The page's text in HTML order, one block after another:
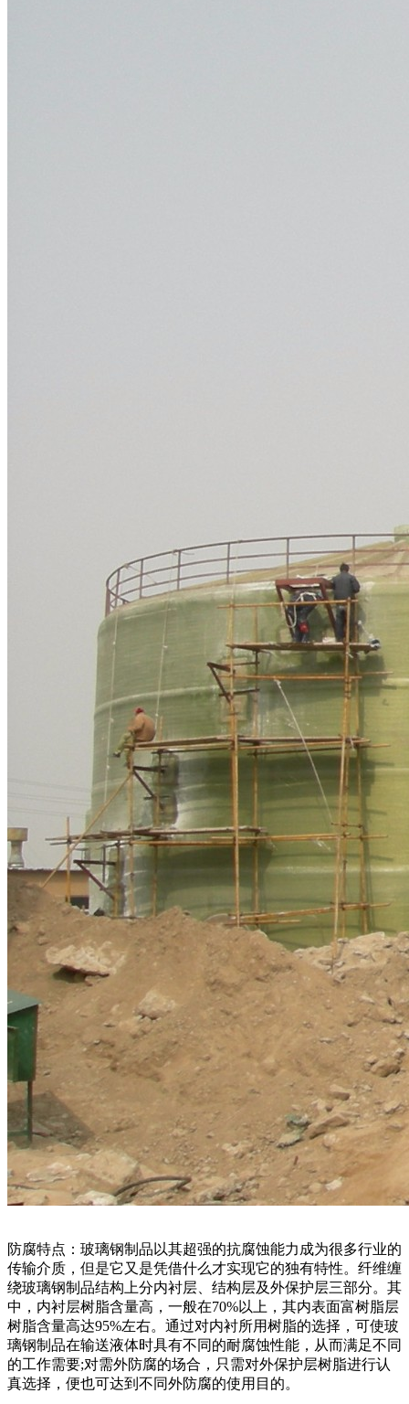
防腐特点：玻璃钢制品以其超强的抗腐蚀能力成为很多行业的
传输介质，但是它又是凭借什么才实现它的独有特性。纤维缠
绕玻璃钢制品结构上分内衬层、结构层及外保护层三部分。其
中，内衬层树脂含量高，一般在70%以上，其内表面富树脂层
树脂含量高达95%左右。通过对内衬所用树脂的选择，可使玻
璃钢制品在输送液体时具有不同的耐腐蚀性能，从而满足不同
的工作需要;对需外防腐的场合，只需对外保护层树脂进行认
真选择，便也可达到不同外防腐的使用目的。